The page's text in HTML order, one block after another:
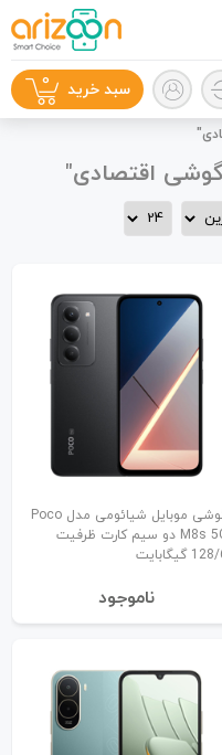
سبد خرید 0
اقتصادی"
گوشی موبایل شیائومی مدل Poco
M8s 5G دو سیم کارت ظرفیت
6 گیگابایت
نا‌موجود